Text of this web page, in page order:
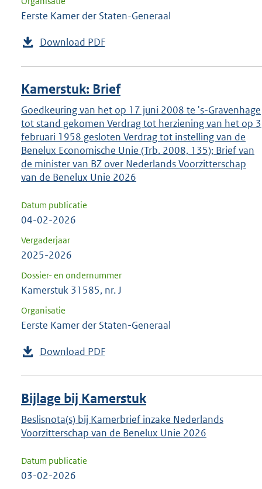
Eerste Kamer der Staten-Generaal
Download PDF
Kamerstuk: Brief
Goedkeuring van het op 17 juni 2008 te 's-Gravenhage
tot stand gekomen Verdrag tot herziening van het op 3
februari 1958 gesloten Verdrag tot instelling van de
Benelux Economische Unie (Trb. 2008, 135); Brief van
de minister van BZ over Nederlands Voorzitterschap
van de Benelux Unie 2026
Datum publicatie
04-02-2026
Vergaderjaar
2025-2026
Dossier- en ondernummer
Kamerstuk 31585, nr. J
Organisatie
Eerste Kamer der Staten-Generaal
Download PDF
Bijlage bij Kamerstuk
Beslisnota(s) bij Kamerbrief inzake Nederlands
Voorzitterschap van de Benelux Unie 2026
Datum publicatie
03-02-2026